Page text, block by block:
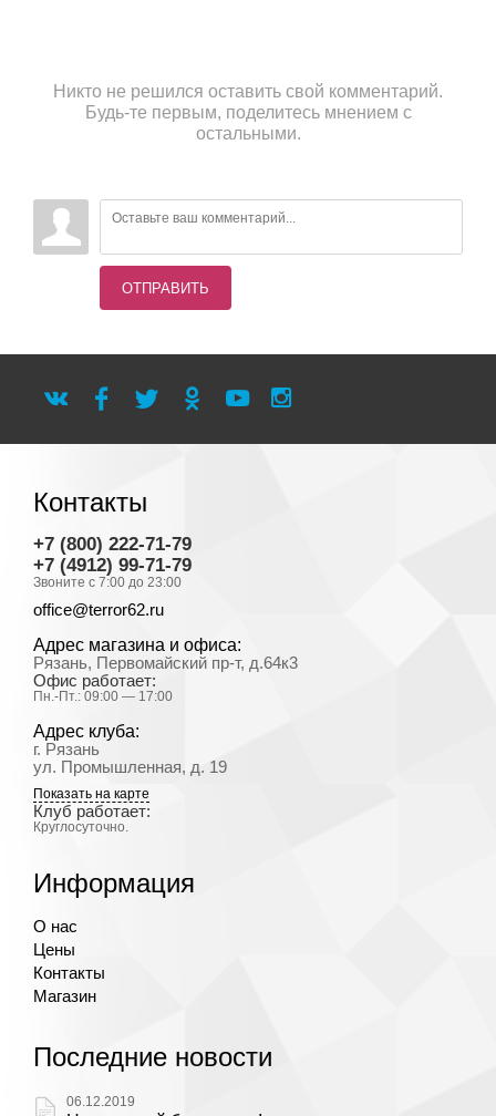
Никто не решился оставить свой комментарий.
Будь-те первым, поделитесь мнением с
остальными.
ОТПРАВИТЬ
Контакты
+7 (800) 222-71-79
+7 (4912) 99-71-79
Звоните с 7:00 до 23:00
office@terror62.ru
Адрес магазина и офиса:
Рязань, Первомайский пр-т, д.64к3
Офис работает:
Пн.-Пт.: 09:00 — 17:00
Адрес клуба:
г. Рязань
ул. Промышленная, д. 19
Показать на карте
Клуб работает:
Круглосуточно.
Информация
О нас
Цены
Контакты
Магазин
Последние новости
06.12.2019